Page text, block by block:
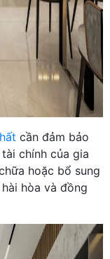
cần đảm bảo
chính của gia
hoặc bổ sung
hòa và đồng